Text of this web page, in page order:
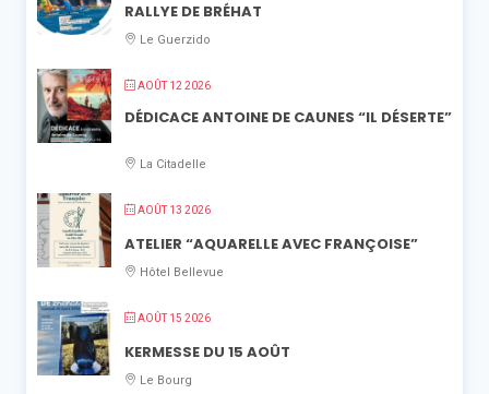
RALLYE DE BRÉHAT
Le Guerzido
AOÛT 12 2026
DÉDICACE ANTOINE DE CAUNES “IL DÉSERTE”
La Citadelle
AOÛT 13 2026
ATELIER “AQUARELLE AVEC FRANÇOISE”
Hôtel Bellevue
AOÛT 15 2026
KERMESSE DU 15 AOÛT
Le Bourg